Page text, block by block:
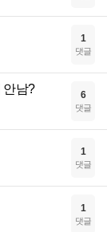
1
댓글
안남? 6
댓글
1
댓글
1
댓글